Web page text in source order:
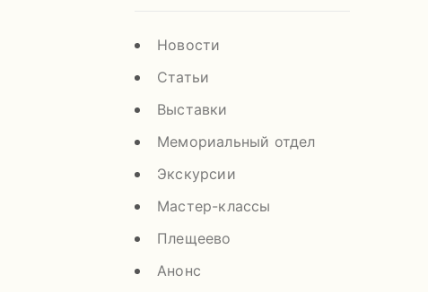
Новости
Статьи
Выставки
Мемориальный отдел
Экскурсии
Мастер-классы
Плещеево
Анонс